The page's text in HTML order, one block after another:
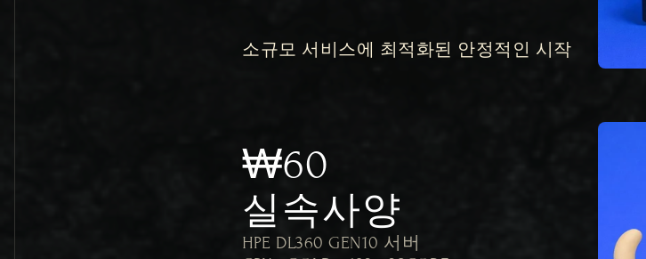
소규모 서비스에 최적화된 안정적인 시작
₩60
실속사양
HPE DL360 GEN10 서버